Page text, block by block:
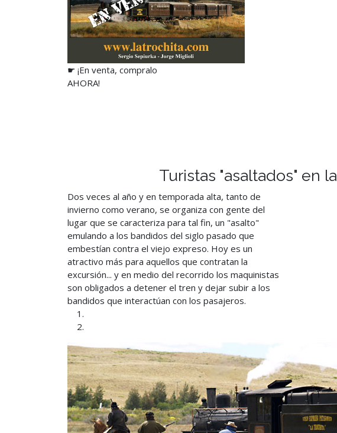
☛ ¡En venta, compralo
AHORA!
Turistas "asaltados" en
Dos veces al año y en temporada alta, tanto de
invierno como verano, se organiza con gente del
lugar que se caracteriza para tal fin, un "asalto"
emulando a los bandidos del siglo pasado que
embestían contra el viejo expreso. Hoy es un
atractivo más para aquellos que contratan la
excursión... y en medio del recorrido los maquinistas
son obligados a detener el tren y dejar subir a los
bandidos que interactúan con los pasajeros.